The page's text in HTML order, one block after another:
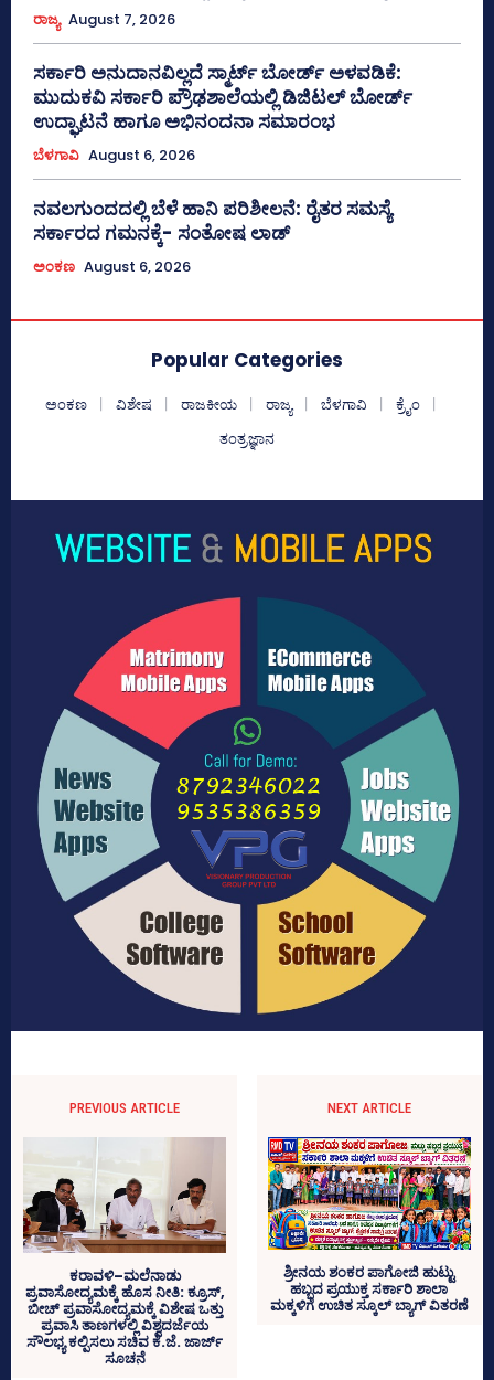
ರಾಜ್ಯ August 7, 2026
ಸರ್ಕಾರಿ ಅನುದಾನವಿಲ್ಲದೆ ಸ್ಮಾರ್ಟ್ ಬೋರ್ಡ್ ಅಳವಡಿಕೆ:
ಮುದುಕವಿ ಸರ್ಕಾರಿ ಪ್ರೌಢಶಾಲೆಯಲ್ಲಿ ಡಿಜಿಟಲ್ ಬೋರ್ಡ್
ಉದ್ಘಾಟನೆ ಹಾಗೂ ಅಭಿನಂದನಾ ಸಮಾರಂಭ
ಬೆಳಗಾವಿ August 6, 2026
ನವಲಗುಂದದಲ್ಲಿ ಬೆಳೆ ಹಾನಿ ಪರಿಶೀಲನೆ: ರೈತರ ಸಮಸ್ಯೆ
ಸರ್ಕಾರದ ಗಮನಕ್ಕೆ- ಸಂತೋಷ ಲಾಡ್
ಅಂಕಣ August 6, 2026
Popular Categories
ಅಂಕಣ ವಿಶೇಷ ರಾಜಕೀಯ ರಾಜ್ಯ ಬೆಳಗಾವಿ
ಕ್ರೈಂ
ತಂತ್ರಜ್ಞಾನ
PREVIOUS ARTICLE
ಕರಾವಳಿ–ಮಲೆನಾಡು
ಪ್ರವಾಸೋದ್ಯಮಕ್ಕೆ ಹೊಸ ನೀತಿ: ಕ್ರೂಸ್‌,
ಬೀಚ್‌ ಪ್ರವಾಸೋದ್ಯಮಕ್ಕೆ ವಿಶೇಷ ಒತ್ತು
ಪ್ರವಾಸಿ ತಾಣಗಳಲ್ಲಿ ವಿಶ್ವದರ್ಜೆಯ
ಸೌಲಭ್ಯ ಕಲ್ಪಿಸಲು ಸಚಿವ ಕೆ.ಜೆ. ಜಾರ್ಜ್
ಸೂಚನೆ
NEXT ARTICLE
ಶ್ರೀನಯ ಶಂಕರ ಪಾಗೋಜಿ ಹುಟ್ಟು
ಹಬ್ಬದ ಪ್ರಯುಕ್ತ ಸರ್ಕಾರಿ ಶಾಲಾ
ಮಕ್ಕಳಿಗೆ ಉಚಿತ ಸ್ಕೂಲ್ ಬ್ಯಾಗ್ ವಿತರಣೆ